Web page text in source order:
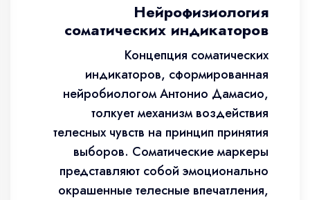
Нейрофизиология
соматических индикаторов
Концепция соматических
индикаторов, сформированная
нейробиологом Антонио Дамасио,
толкует механизм воздействия
телесных чувств на принцип принятия
выборов. Соматические маркеры
представляют собой эмоционально
окрашенные телесные впечатления,